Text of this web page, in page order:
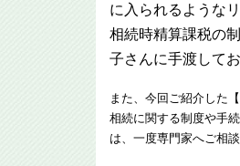
に入られるような
相続時精算課税の
子さんに手渡して
また、今回ご紹介した
相続に関する制度や手
は、一度専門家へご相